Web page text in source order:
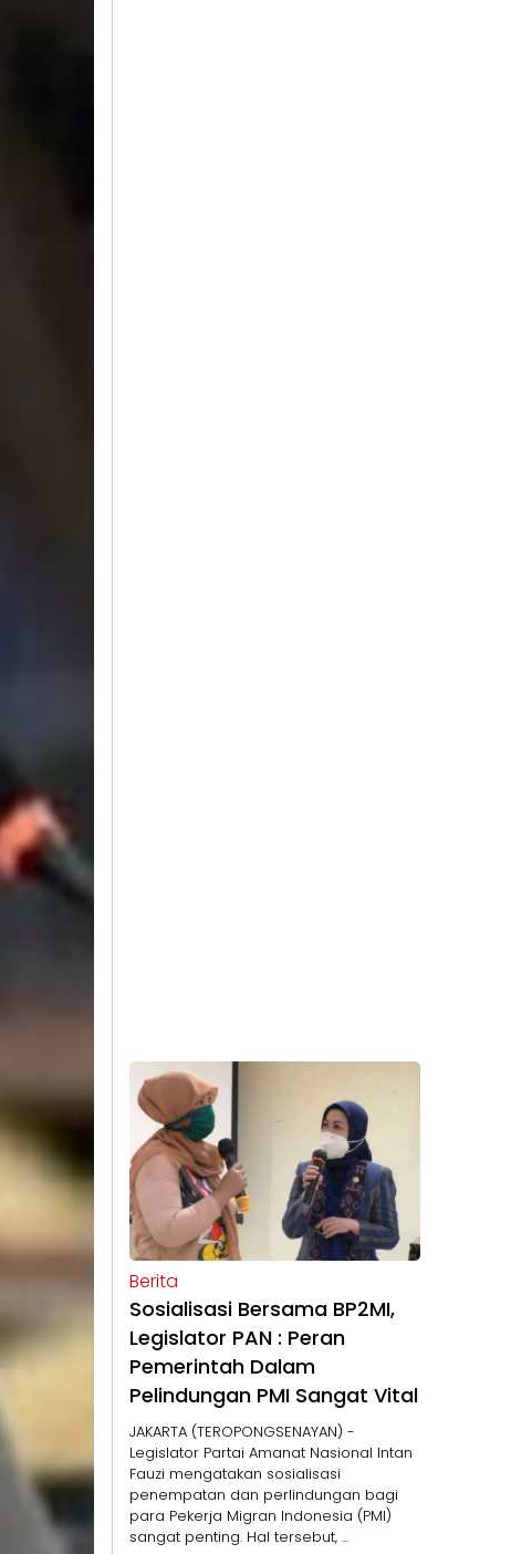
Berita
Sosialisasi Bersama BP2MI,
Legislator PAN : Peran
Pemerintah Dalam
Pelindungan PMI Sangat Vital
JAKARTA (TEROPONGSENAYAN) -
Legislator Partai Amanat Nasional Intan
Fauzi mengatakan sosialisasi
penempatan dan perlindungan bagi
para Pekerja Migran Indonesia (PMI)
sangat penting. Hal tersebut, ...